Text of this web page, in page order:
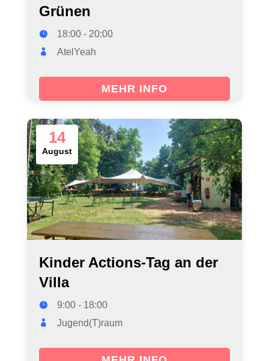
Grünen
18:00 - 20:00
AtelYeah
MEHR INFO
14
August
Kinder Actions-Tag an der
Villa
9:00 - 18:00
Jugend(T)raum